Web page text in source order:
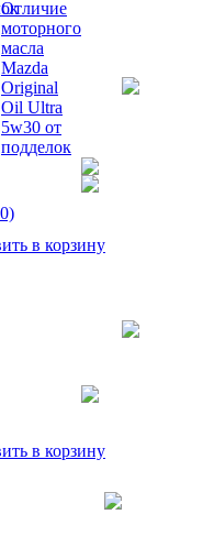
Отличие
моторного
масла
Mazda
Original
Oil Ultra
5w30 от
подделок